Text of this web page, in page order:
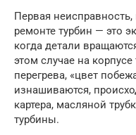
Первая неисправность,
ремонте турбин — это
когда детали
этом случае на
перегрева, «цвет
изнашиваются,
картера, масляной
турбины.